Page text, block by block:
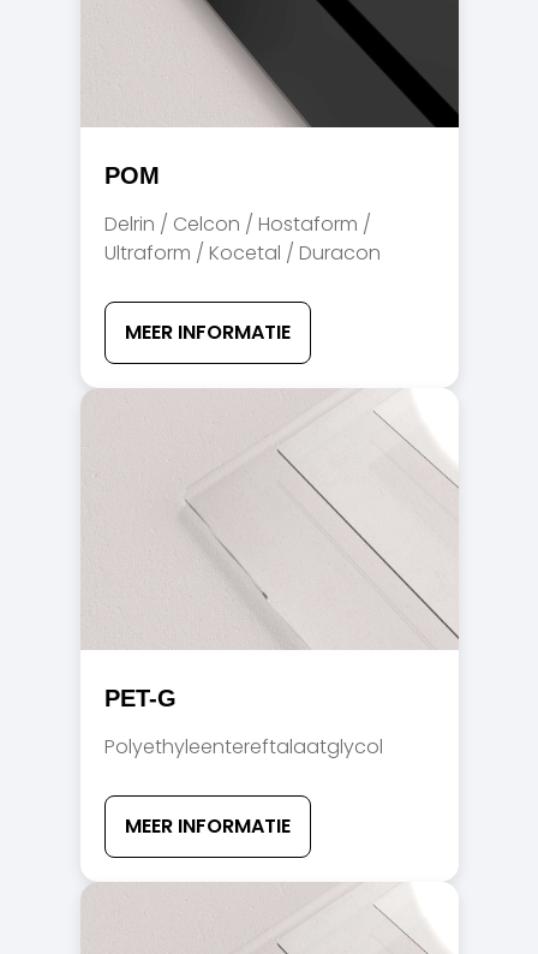
POM
Delrin / Celcon / Hostaform /
Ultraform / Kocetal / Duracon
MEER INFORMATIE
PET-G
Polyethyleentereftalaatglycol
MEER INFORMATIE